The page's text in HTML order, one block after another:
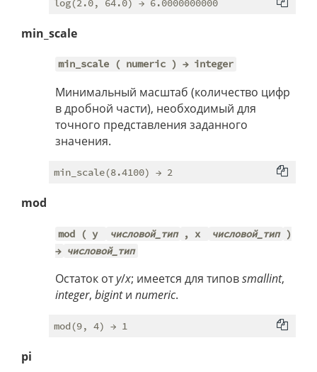
min_scale
min_scale ( numeric ) → integer
Минимальный масштаб (количество цифр
в дробной части), необходимый для
точного представления заданного
значения.
mod
mod ( y числовой_тип , x числовой_тип )
→ числовой_тип
Остаток отy/x; имеется для типовsmallint,
integer, bigintи numeric.
pi